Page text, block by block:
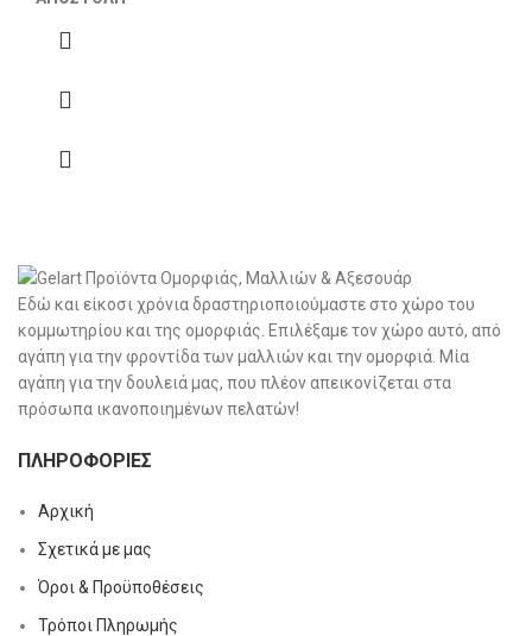
Εδώ και είκοσι χρόνια δραστηριοποιούμαστε στο χώρο του
κομμωτηρίου και της ομορφιάς. Επιλέξαμε τον χώρο αυτό, από
αγάπη για την φροντίδα των μαλλιών και την ομορφιά. Μία
αγάπη για την δουλειά μας, που πλέον απεικονίζεται στα
πρόσωπα ικανοποιημένων πελατών!
ΠΛΗΡΟΦΟΡΊΕΣ
Αρχική
Σχετικά με μας
Όροι & Προϋποθέσεις
Τρόποι Πληρωμής